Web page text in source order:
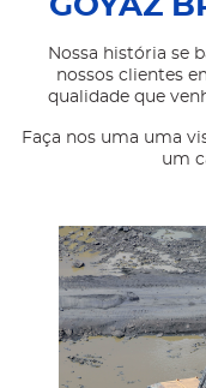
GOYAZ
Nossa história se
nossos clientes
qualidade que
Faça nos uma uma
um